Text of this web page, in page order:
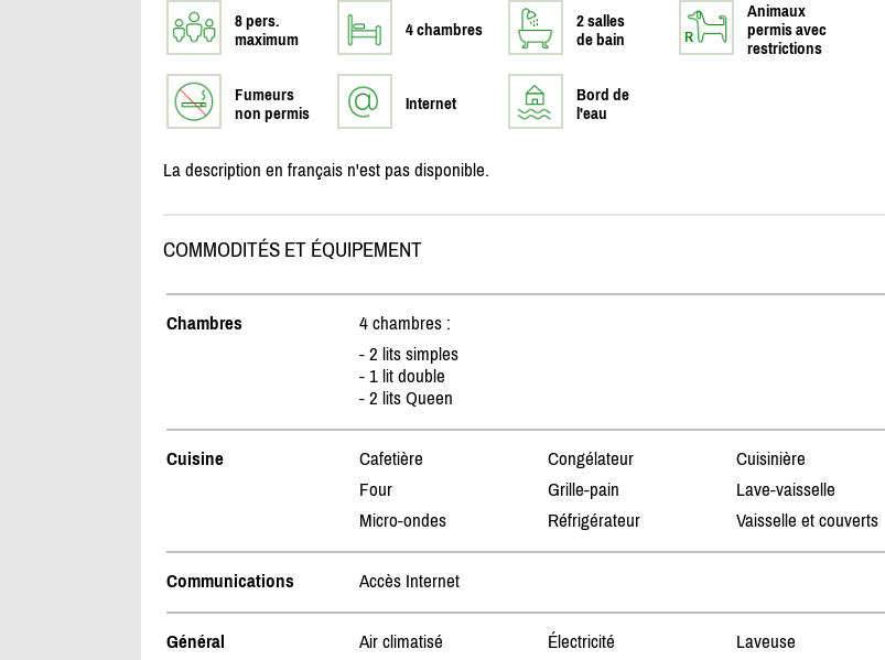
8 pers.
maximum
4 chambres
2 salles
de bain
Animaux
permis avec
restrictions
Fumeurs
non permis
Internet
Bord de
l'eau
La description en français n'est pas disponible.
COMMODITÉS ET ÉQUIPEMENT
Chambres
4 chambres :
- 2 lits simples
- 1 lit double
- 2 lits Queen
Cuisine Cafetière Congélateur
Cuisinière
Four
Grille-pain
Lave-vaisselle
Micro-ondes
Réfrigérateur Vaisselle et couverts
Communications Accès Internet
Général Air climatisé Électricité
Laveuse